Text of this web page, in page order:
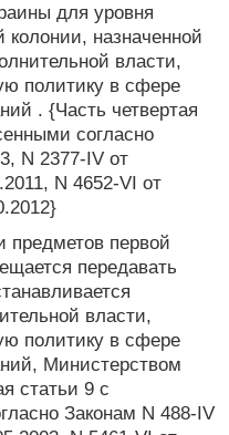
для уровня
колонии, назначенной
власти,
политику в сфере
. {Часть четвертая
согласно
N 2377-IV от
N 4652-VI от
предметов первой
передавать
власти,
политику в сфере
Министерством
статьи 9 с
Законам N 488-IV